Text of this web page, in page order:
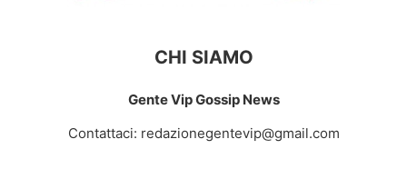
CHI SIAMO
Gente Vip Gossip News
Contattaci: redazionegentevip@gmail.com